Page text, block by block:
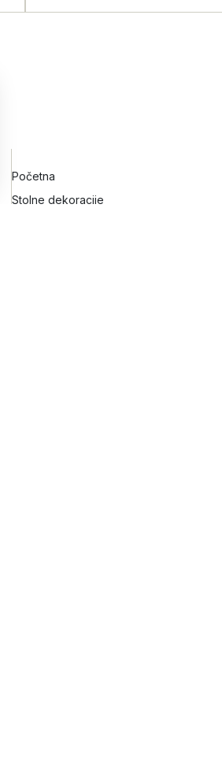
Početna
Stolne dekoracije